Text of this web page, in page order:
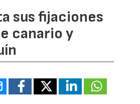
sus fijaciones
canario y